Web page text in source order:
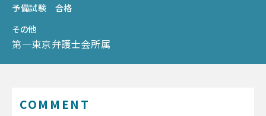
予備試験 合格
その他
第一東京弁護士会所属
COMMENT